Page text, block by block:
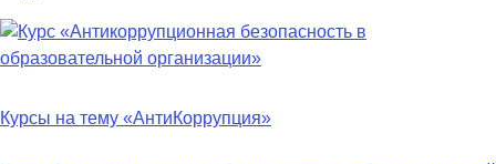
Курсы на тему «АнтиКоррупция»